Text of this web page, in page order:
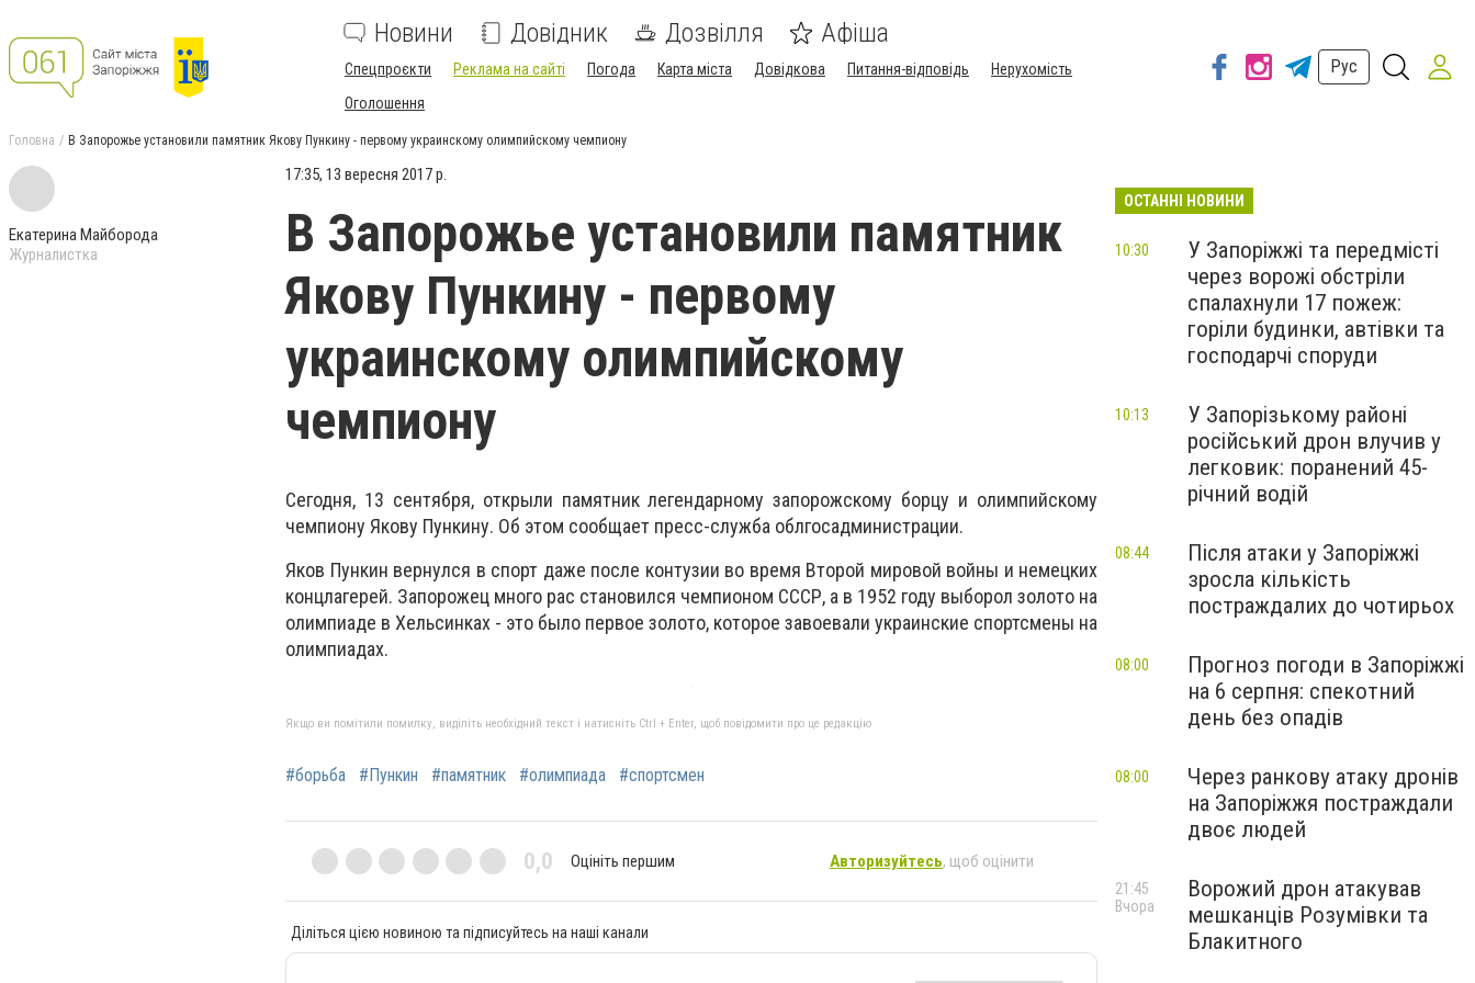
Новини Довідник Дозвілля Афіша
Спецпроєкти Реклама на сайті Погода Карта міста Довідкова Питання-відповідь
Нерухомість
Оголошення
Рус
Головна В Запорожье установили памятник Якову Пункину - первому украинскому олимпийскому чемпиону
Екатерина Майборода
Журналистка
17:35, 13 вересня 2017 р.
В Запорожье установили памятник
Якову Пункину - первому
украинскому олимпийскому
чемпиону
Сегодня, 13 сентября, открыли памятник легендарному запорожскому борцу и олимпийскому
чемпиону Якову Пункину. Об этом сообщает пресс-служба облгосадминистрации.
Яков Пункин вернулся в спорт даже после контузии во время Второй мировой войны и немецких
концлагерей. Запорожец много рас становился чемпионом СССР, а в 1952 году выборол золото на
олимпиаде в Хельсинках - это было первое золото, которое завоевали украинские спортсмены на
олимпиадах.
Якщо ви помітили помилку, виділіть необхідний текст і натисніть Ctrl + Enter, щоб повідомити про це редакцію
#борьба #Пункин #памятник #олимпиада #спортсмен
0,0 Оцініть першим Авторизуйтесь, щоб оцінити
Діліться цією новиною та підписуйтесь на наші канали
ОСТАННІ НОВИНИ
У Запоріжжі та передмісті
через ворожі обстріли
спалахнули 17 пожеж:
горіли будинки, автівки та
господарчі споруди
10:30
У Запорізькому районі
російський дрон влучив у
легковик: поранений 45-
річний водій
10:13
Після атаки у Запоріжжі
зросла кількість
постраждалих до чотирьох
08:44
Прогноз погоди в Запоріжжі
на 6 серпня: спекотний
день без опадів
08:00
Через ранкову атаку дронів
на Запоріжжя постраждали
двоє людей
08:00
Ворожий дрон атакував
мешканців Розумівки та
Блакитного
21:45
Вчора